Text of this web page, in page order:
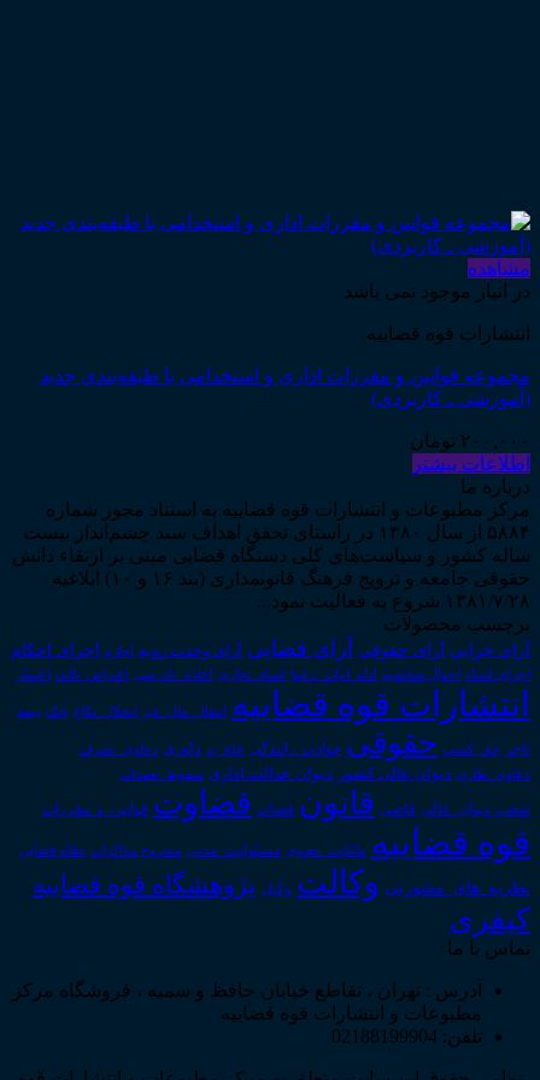
مشاهده
در انبار موجود نمی باشد
انتشارات قوه قضاییه
مجموعه قوانین و مقررات اداری و استخدامی با طبقه‌بندی جدید
(آموزشی ـ کاربردی)
۲۰۰,۰۰۰ تومان
اطلاعات بیشتر
درباره ما
مرکز مطبوعات و انتشارات قوه قضاییه به استناد مجوز شماره
۵۸۸۴ از سال ۱۳۸۰ در راستای تحقق اهداف سند چشم‌انداز بیست
ساله کشور و سیاست‌های کلی دستگاه قضایی مبنی بر ارتقاء دانش
حقوقی جامعه و ترویج فرهنگ قانونمداری (بند ۱۶ و ۱۰) ابلاغیه
۱۳۸۱/۷/۲۸ شروع به فعالیت نمود...
برچسب محصولات
آرای جزایی آرای حقوقی آرای قضایی آرای وحدت رویه اجاره اجرای احکام
اجرای اسناد احوال شخصیه ادله_اثبات_دعوا اسناد_تجاری اعاده_دادرسی اعتراض_ثالث اعسار
انتشارات قوه قضاییه انتقال_مال_غیر انحلال_نکاح بانک بیمه
تاجر حق_کسب حقوقی حوادث_رانندگی خلع_ید داوری دعاوی_تصرف
دعاوی_طاری دیوان عالی کشور دیوان عدالت اداری سقوط_تعهدات
شعب_دیوان_عالی قاضی قانون قضات قضاوت قوانین_و_مقررات
قوه قضاییه مالکیت_معنوی مسئولیت_مدنی مشروح مذاکرات نظام قضایی
نظریه_های_مشورتی وکالت وکیل پژوهشگاه قوه قضاییه
کیفری
تماس با ما
آدرس : تهران ، تقاطع خیابان حافظ و سمیه ، فروشگاه مرکز
مطبوعات و انتشارات قوه قضاییه
تلفن: 02188199904